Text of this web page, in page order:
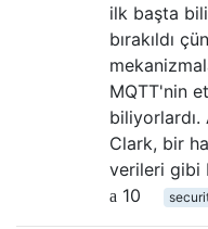
ilk başta
bırakıldı
MQTT'nin
Clark, bir
verileri gibi
10